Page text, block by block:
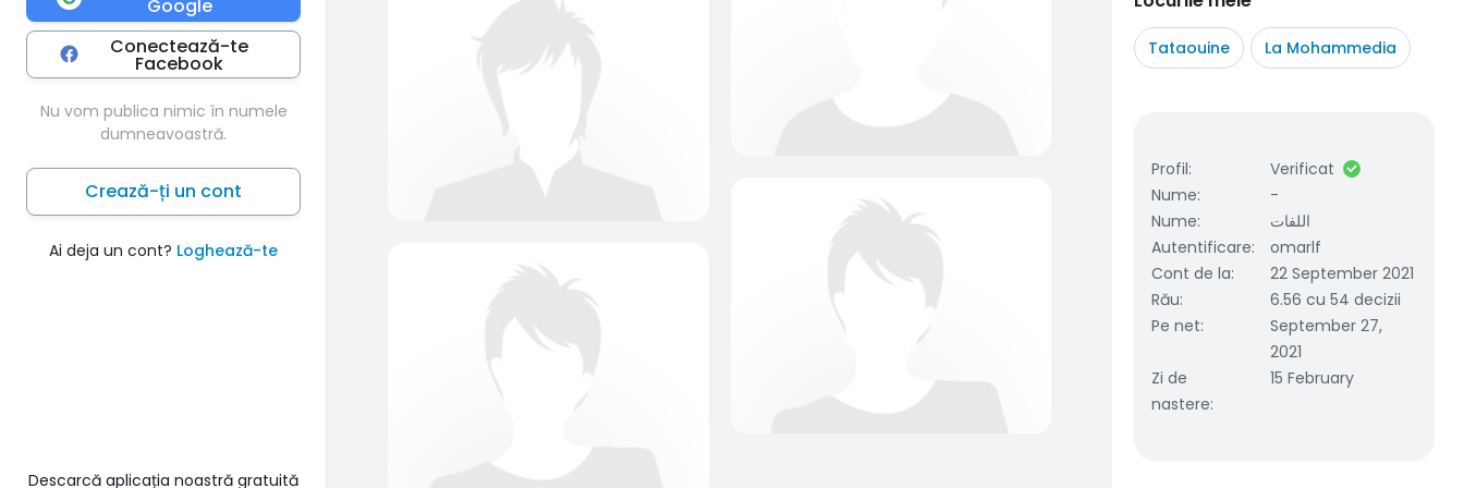
Google
Conectează-te
Facebook
Nu vom publica nimic în numele
dumneavoastră.
Crează-ți un cont
Ai deja un cont? Loghează-te
Descarcă aplicația noastră gratuită
Tataouine La Mohammedia
Profil:
Verificat
Nume:
-
Nume:
اللفات
Autentificare:
omarlf
Cont de la:
22 September 2021
Rău:
6.56 cu 54 decizii
Pe net:
September 27,
2021
Zi de
nastere:
15 February